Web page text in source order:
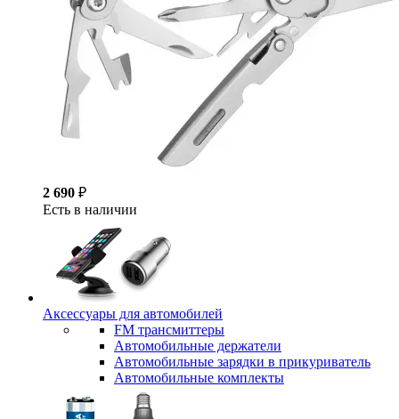
2 690 ₽
Есть в наличии
Аксессуары для автомобилей
FM трансмиттеры
Автомобильные держатели
Автомобильные зарядки в прикуриватель
Автомобильные комплекты